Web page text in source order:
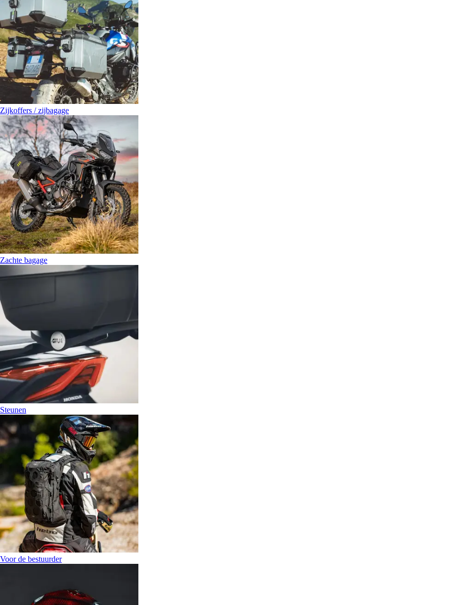
Zijkoffers / zijbagage
Zachte bagage
Steunen
Voor de bestuurder